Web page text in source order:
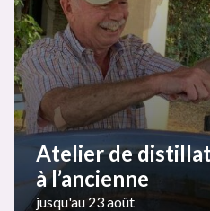
Atelier de
à l’ancienne
jusqu'au 23 août